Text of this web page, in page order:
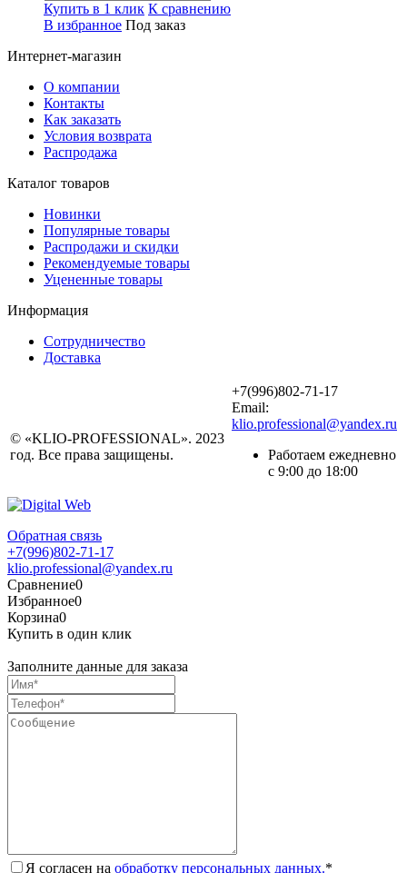
Купить в 1 клик К сравнению
В избранное Под заказ
Интернет-магазин
О компании
Контакты
Как заказать
Условия возврата
Распродажа
Каталог товаров
Новинки
Популярные товары
Распродажи и скидки
Рекомендуемые товары
Уцененные товары
Информация
Сотрудничество
Доставка
© «KLIO-PROFESSIONAL». 2023
год. Все права защищены.
+7(996)802-71-17
Email:
klio.professional@yandex.ru
Работаем ежедневно
с 9:00 до 18:00
Обратная связь
+7(996)802-71-17
klio.professional@yandex.ru
Сравнение0
Избранное0
Корзина0
Купить в один клик
Заполните данные для заказа
Я согласен на обработку персональных данных.*